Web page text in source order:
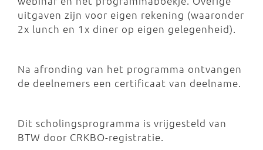
uitgaven zijn voor eigen rekening (waaronder
2x lunch en 1x diner op eigen gelegenheid).
Na afronding van het programma ontvangen
de deelnemers een certificaat van deelname.
Dit scholingsprogramma is vrijgesteld van
BTW door CRKBO-registratie.